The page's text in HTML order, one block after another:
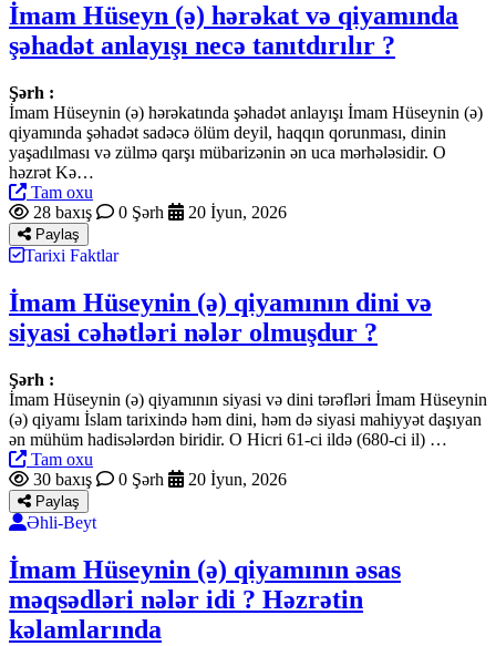
İmam Hüseyn (ə) hərəkat və qiyamında
şəhadət anlayışı necə tanıtdırılır ?
Şərh :
İmam Hüseynin (ə) hərəkatında şəhadət anlayışı İmam Hüseynin (ə)
qiyamında şəhadət sadəcə ölüm deyil, haqqın qorunması, dinin
yaşadılması və zülmə qarşı mübarizənin ən uca mərhələsidir. O
həzrət Kə…
Tam oxu
28 baxış
0 Şərh 20 İyun, 2026
Paylaş
Tarixi Faktlar
İmam Hüseynin (ə) qiyamının dini və
siyasi cəhətləri nələr olmuşdur ?
Şərh :
İmam Hüseynin (ə) qiyamının siyasi və dini tərəfləri İmam Hüseynin
(ə) qiyamı İslam tarixində həm dini, həm də siyasi mahiyyət daşıyan
ən mühüm hadisələrdən biridir. O Hicri 61-ci ildə (680-ci il) …
Tam oxu
30 baxış
0 Şərh 20 İyun, 2026
Paylaş
Əhli-Beyt
İmam Hüseynin (ə) qiyamının əsas
məqsədləri nələr idi ? Həzrətin
kəlamlarında